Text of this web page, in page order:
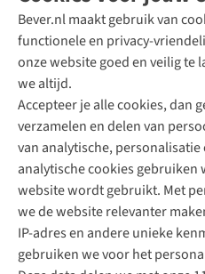
Bever.nl maakt gebruik van
functionele en privacy-
onze website goed en veilig te
we altijd.
Accepteer je alle cookies, dan
verzamelen en delen van
van analytische,
analytische cookies gebruiken
website wordt gebruikt. Met
we de website relevanter
IP-adres en andere unieke
gebruiken we voor het
Direct advies van een
+31 (0)85 888 50 88
+31 6 12 28 49 80
Contactformulier